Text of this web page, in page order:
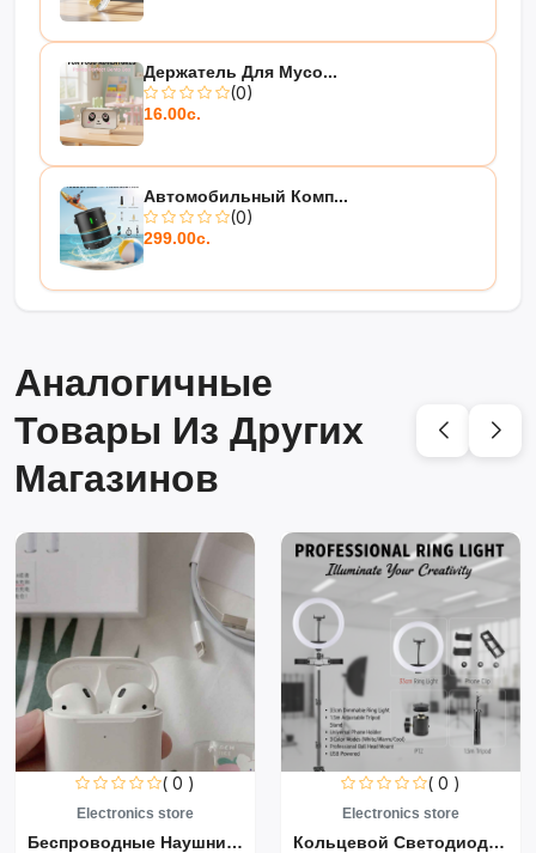
Держатель Для Мусо...
(0)
16.00с.
Автомобильный Комп...
(0)
299.00с.
Аналогичные
Товары Из Других
Магазинов
( 0 )
Electronics store
Беспроводные Наушники Air...
( 0 )
Electronics store
Кольцевой Светодиодный Св...